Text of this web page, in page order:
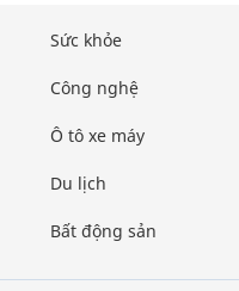
Sức khỏe
Công nghệ
Ô tô xe máy
Du lịch
Bất động sản